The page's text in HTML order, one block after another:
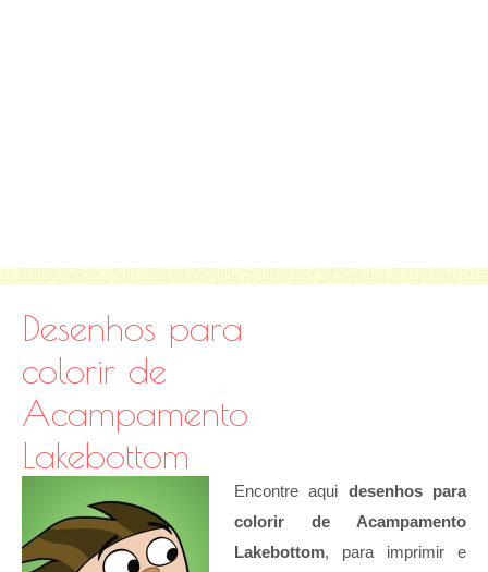
Desenhos para
colorir de
Acampamento
Lakebottom
Encontre aqui desenhos para
colorir de Acampamento
Lakebottom, para imprimir e